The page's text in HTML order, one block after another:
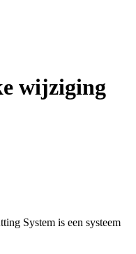
wijziging
System is een systeem